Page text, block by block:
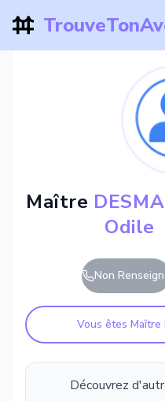
Maître
Odile
Non
Vous êtes Maître
Découvrez